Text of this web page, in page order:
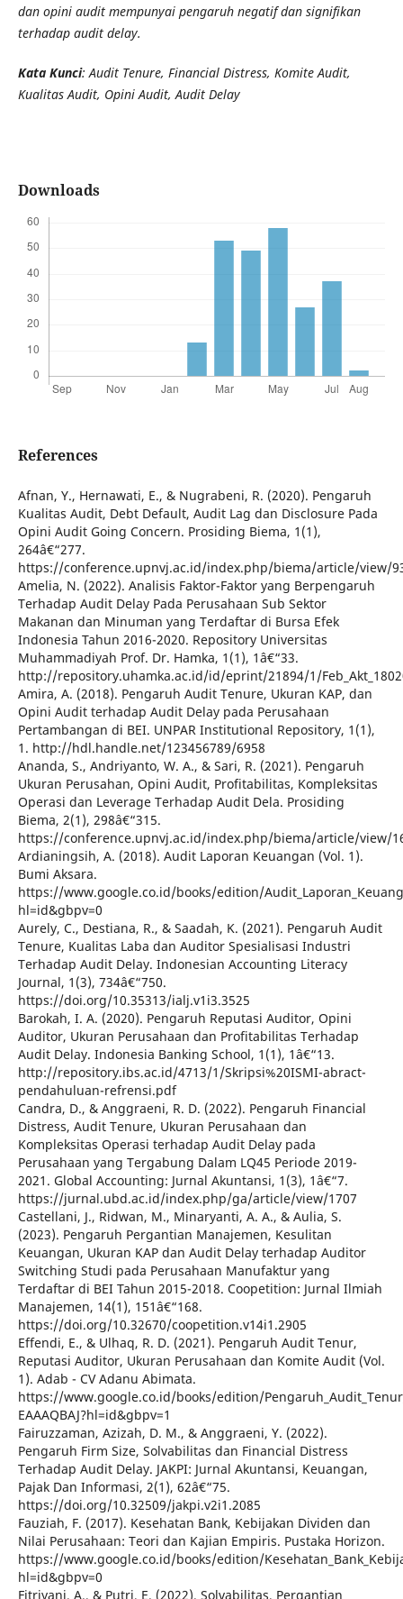
dan opini audit mempunyai pengaruh negatif dan signifikan
terhadap audit delay.
Kata Kunci: Audit Tenure, Financial Distress, Komite Audit,
Kualitas Audit, Opini Audit, Audit Delay
Downloads
References
Afnan, Y., Hernawati, E., & Nugrabeni, R. (2020). Pengaruh
Kualitas Audit, Debt Default, Audit Lag dan Disclosure Pada
Opini Audit Going Concern. Prosiding Biema, 1(1),
264â€“277.
https://conference.upnvj.ac.id/index.php/biema/article/view/
Amelia, N. (2022). Analisis Faktor-Faktor yang Berpengaruh
Terhadap Audit Delay Pada Perusahaan Sub Sektor
Makanan dan Minuman yang Terdaftar di Bursa Efek
Indonesia Tahun 2016-2020. Repository Universitas
Muhammadiyah Prof. Dr. Hamka, 1(1), 1â€“33.
http://repository.uhamka.ac.id/id/eprint/21894/1/
Amira, A. (2018). Pengaruh Audit Tenure, Ukuran KAP, dan
Opini Audit terhadap Audit Delay pada Perusahaan
Pertambangan di BEI. UNPAR Institutional Repository, 1(1),
1. http://hdl.handle.net/123456789/6958
Ananda, S., Andriyanto, W. A., & Sari, R. (2021). Pengaruh
Ukuran Perusahan, Opini Audit, Profitabilitas, Kompleksitas
Operasi dan Leverage Terhadap Audit Dela. Prosiding
Biema, 2(1), 298â€“315.
https://conference.upnvj.ac.id/index.php/biema/article/view/
Ardianingsih, A. (2018). Audit Laporan Keuangan (Vol. 1).
Bumi Aksara.
https://www.google.co.id/books/edition/
hl=id&gbpv=0
Aurely, C., Destiana, R., & Saadah, K. (2021). Pengaruh Audit
Tenure, Kualitas Laba dan Auditor Spesialisasi Industri
Terhadap Audit Delay. Indonesian Accounting Literacy
Journal, 1(3), 734â€“750.
https://doi.org/10.35313/ialj.v1i3.3525
Barokah, I. A. (2020). Pengaruh Reputasi Auditor, Opini
Auditor, Ukuran Perusahaan dan Profitabilitas Terhadap
Audit Delay. Indonesia Banking School, 1(1), 1â€“13.
http://repository.ibs.ac.id/4713/1/Skripsi%20ISMI-abract-
pendahuluan-refrensi.pdf
Candra, D., & Anggraeni, R. D. (2022). Pengaruh Financial
Distress, Audit Tenure, Ukuran Perusahaan dan
Kompleksitas Operasi terhadap Audit Delay pada
Perusahaan yang Tergabung Dalam LQ45 Periode 2019-
2021. Global Accounting: Jurnal Akuntansi, 1(3), 1â€“7.
https://jurnal.ubd.ac.id/index.php/ga/article/view/1707
Castellani, J., Ridwan, M., Minaryanti, A. A., & Aulia, S.
(2023). Pengaruh Pergantian Manajemen, Kesulitan
Keuangan, Ukuran KAP dan Audit Delay terhadap Auditor
Switching Studi pada Perusahaan Manufaktur yang
Terdaftar di BEI Tahun 2015-2018. Coopetition: Jurnal Ilmiah
Manajemen, 14(1), 151â€“168.
https://doi.org/10.32670/coopetition.v14i1.2905
Effendi, E., & Ulhaq, R. D. (2021). Pengaruh Audit Tenur,
Reputasi Auditor, Ukuran Perusahaan dan Komite Audit (Vol.
1). Adab - CV Adanu Abimata.
https://www.google.co.id/books/edition/
EAAAQBAJ?hl=id&gbpv=1
Fairuzzaman, Azizah, D. M., & Anggraeni, Y. (2022).
Pengaruh Firm Size, Solvabilitas dan Financial Distress
Terhadap Audit Delay. JAKPI: Jurnal Akuntansi, Keuangan,
Pajak Dan Informasi, 2(1), 62â€“75.
https://doi.org/10.32509/jakpi.v2i1.2085
Fauziah, F. (2017). Kesehatan Bank, Kebijakan Dividen dan
Nilai Perusahaan: Teori dan Kajian Empiris. Pustaka Horizon.
https://www.google.co.id/books/edition/
hl=id&gbpv=0
Fitriyani, A., & Putri, E. (2022). Solvabilitas, Pergantian